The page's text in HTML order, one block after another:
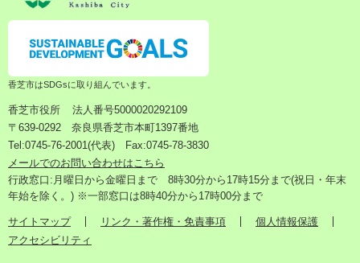
香芝市はSDGsに取り組んでいます。
香芝市役所
法人番号5000020292109
〒639-0292 奈良県香芝市本町1397番地
Tel:0745-76-2001(代表) Fax:0745-78-3830
メールでのお問い合わせはこちら
行政窓口:月曜日から金曜日まで 8時30分から17時15分まで(祝日・年末
年始を除く。) ※一部窓口は8時40分から17時00分まで
サイトマップ リンク・著作権・免責事項
個人情報保護
アクセシビリティ